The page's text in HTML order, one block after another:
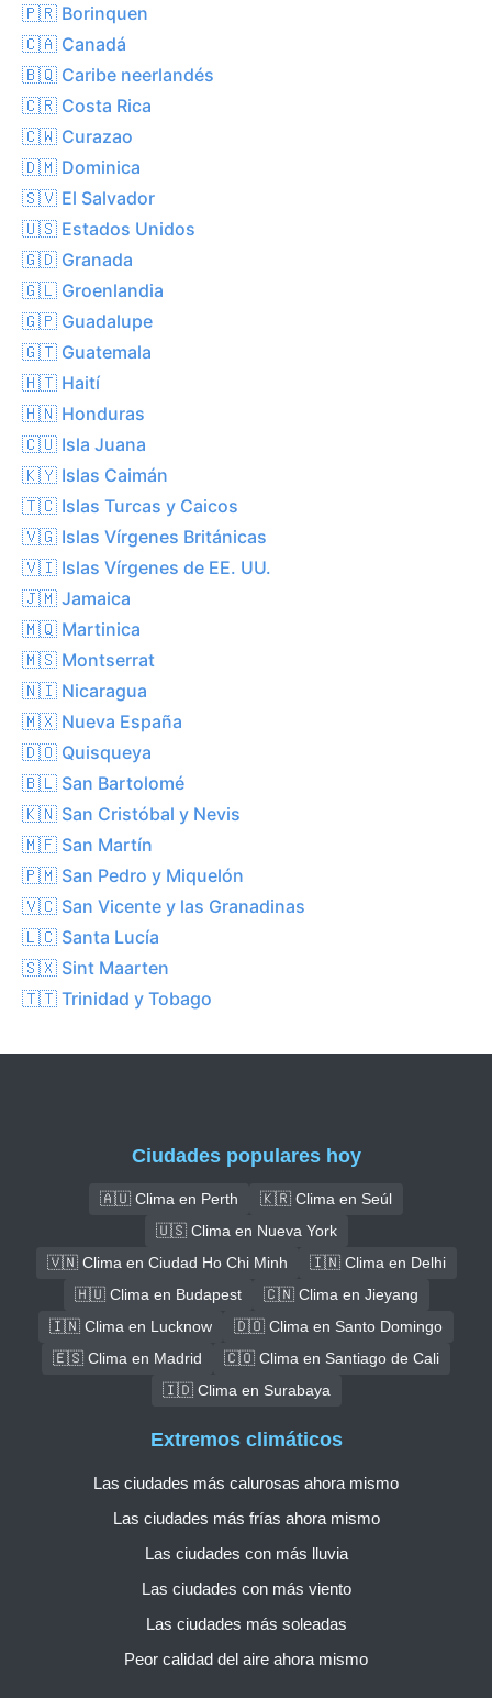
🇵🇷 Borinquen
🇨🇦 Canadá
🇧🇶 Caribe neerlandés
🇨🇷 Costa Rica
🇨🇼 Curazao
🇩🇲 Dominica
🇸🇻 El Salvador
🇺🇸 Estados Unidos
🇬🇩 Granada
🇬🇱 Groenlandia
🇬🇵 Guadalupe
🇬🇹 Guatemala
🇭🇹 Haití
🇭🇳 Honduras
🇨🇺 Isla Juana
🇰🇾 Islas Caimán
🇹🇨 Islas Turcas y Caicos
🇻🇬 Islas Vírgenes Británicas
🇻🇮 Islas Vírgenes de EE. UU.
🇯🇲 Jamaica
🇲🇶 Martinica
🇲🇸 Montserrat
🇳🇮 Nicaragua
🇲🇽 Nueva España
🇩🇴 Quisqueya
🇧🇱 San Bartolomé
🇰🇳 San Cristóbal y Nevis
🇲🇫 San Martín
🇵🇲 San Pedro y Miquelón
🇻🇨 San Vicente y las Granadinas
🇱🇨 Santa Lucía
🇸🇽 Sint Maarten
🇹🇹 Trinidad y Tobago
Ciudades populares hoy
🇦🇺 Clima en Perth
🇰🇷 Clima en Seúl
🇺🇸 Clima en Nueva York
🇻🇳 Clima en Ciudad Ho Chi Minh
🇮🇳 Clima en Delhi
🇭🇺 Clima en Budapest
🇨🇳 Clima en Jieyang
🇮🇳 Clima en Lucknow
🇩🇴 Clima en Santo Domingo
🇪🇸 Clima en Madrid
🇨🇴 Clima en Santiago de Cali
🇮🇩 Clima en Surabaya
Extremos climáticos
Las ciudades más calurosas ahora mismo
Las ciudades más frías ahora mismo
Las ciudades con más lluvia
Las ciudades con más viento
Las ciudades más soleadas
Peor calidad del aire ahora mismo